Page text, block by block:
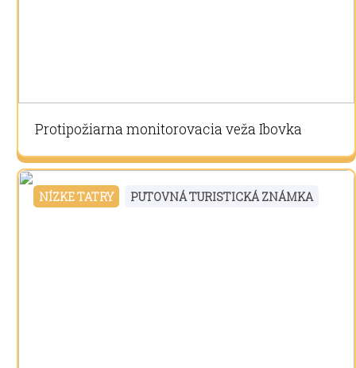
Protipožiarna monitorovacia veža Ibovka
NÍZKE TATRY PUTOVNÁ TURISTICKÁ ZNÁMKA